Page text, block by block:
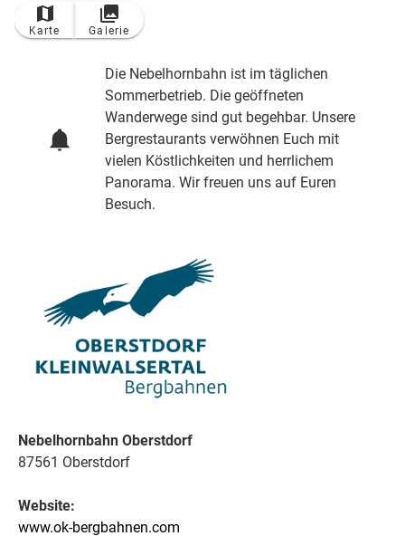
Karte Galerie
Die Nebelhornbahn ist im täglichen
Sommerbetrieb. Die geöffneten
Wanderwege sind gut begehbar. Unsere
Bergrestaurants verwöhnen Euch mit
vielen Köstlichkeiten und herrlichem
Panorama. Wir freuen uns auf Euren
Besuch.
Nebelhornbahn Oberstdorf
87561 Oberstdorf
Website:
www.ok-bergbahnen.com